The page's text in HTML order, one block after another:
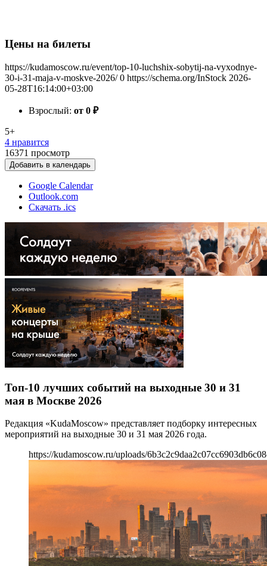
Цены на билеты
https://kudamoscow.ru/event/top-10-luchshix-sobytij-na-vyxodnye-
30-i-31-maja-v-moskve-2026/ 0 https://schema.org/InStock 2026-
05-28T16:14:00+03:00
Взрослый: от 0 ₽
5+
4 нравится
16371 просмотр
Добавить в календарь
Google Calendar
Outlook.com
Скачать .ics
Топ-10 лучших событий на выходные 30 и 31
мая в Москве 2026
Редакция «KudaMoscow» представляет подборку интересных
мероприятий на выходные 30 и 31 мая 2026 года.
https://kudamoscow.ru/uploads/